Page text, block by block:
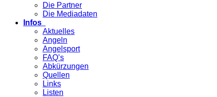
Die Partner
Die Mediadaten
Infos
Aktuelles
Angeln
Angelsport
FAQ’s
Abkürzungen
Quellen
Links
Listen